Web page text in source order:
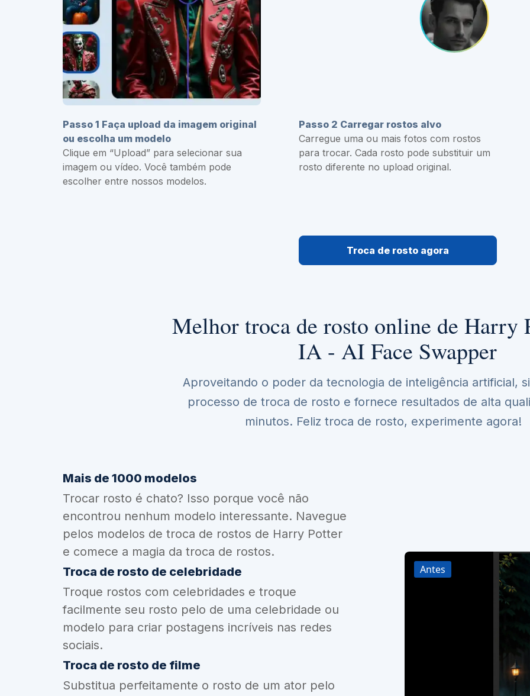
Passo 1 Faça upload da imagem original
ou escolha um modelo
Clique em “Upload” para selecionar sua
imagem ou vídeo. Você também pode
escolher entre nossos modelos.
Passo 2 Carregar rostos alvo
Carregue uma ou mais fotos com rostos
para trocar. Cada rosto pode substituir um
rosto diferente no upload original.
Troca de rosto agora
Melhor troca de rosto online de Harry
IA - AI Face Swapper
Aproveitando o poder da tecnologia de inteligência artificial,
processo de troca de rosto e fornece resultados de alta
minutos. Feliz troca de rosto, experimente agora!
Antes
Mais de 1000 modelos
Trocar rosto é chato? Isso porque você não
encontrou nenhum modelo interessante. Navegue
pelos modelos de troca de rostos de Harry Potter
e comece a magia da troca de rostos.
Troca de rosto de celebridade
Troque rostos com celebridades e troque
facilmente seu rosto pelo de uma celebridade ou
modelo para criar postagens incríveis nas redes
sociais.
Troca de rosto de filme
Substitua perfeitamente o rosto de um ator pelo